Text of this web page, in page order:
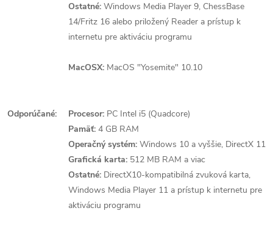
Ostatné: Windows Media Player 9, ChessBase
14/Fritz 16 alebo priložený Reader a prístup k
internetu pre aktiváciu programu
MacOSX: MacOS "Yosemite" 10.10
Odporúčané: Procesor: PC Intel i5 (Quadcore)
Pamäť: 4 GB RAM
Operačný systém: Windows 10 a vyššie, DirectX 11
Grafická karta: 512 MB RAM a viac
Ostatné: DirectX10-kompatibilná zvuková karta,
Windows Media Player 11 a prístup k internetu pre
aktiváciu programu